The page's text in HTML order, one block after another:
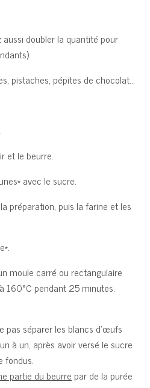
doubler la quantité pour
pistaches, pépites de chocolat…
et le beurre.
avec le sucre.
préparation, puis la farine et les
moule carré ou rectangulaire
160°C pendant 25 minutes.
pas séparer les blancs d’œufs
à un, après avoir versé le sucre
fondus.
partie du beurre par de la purée